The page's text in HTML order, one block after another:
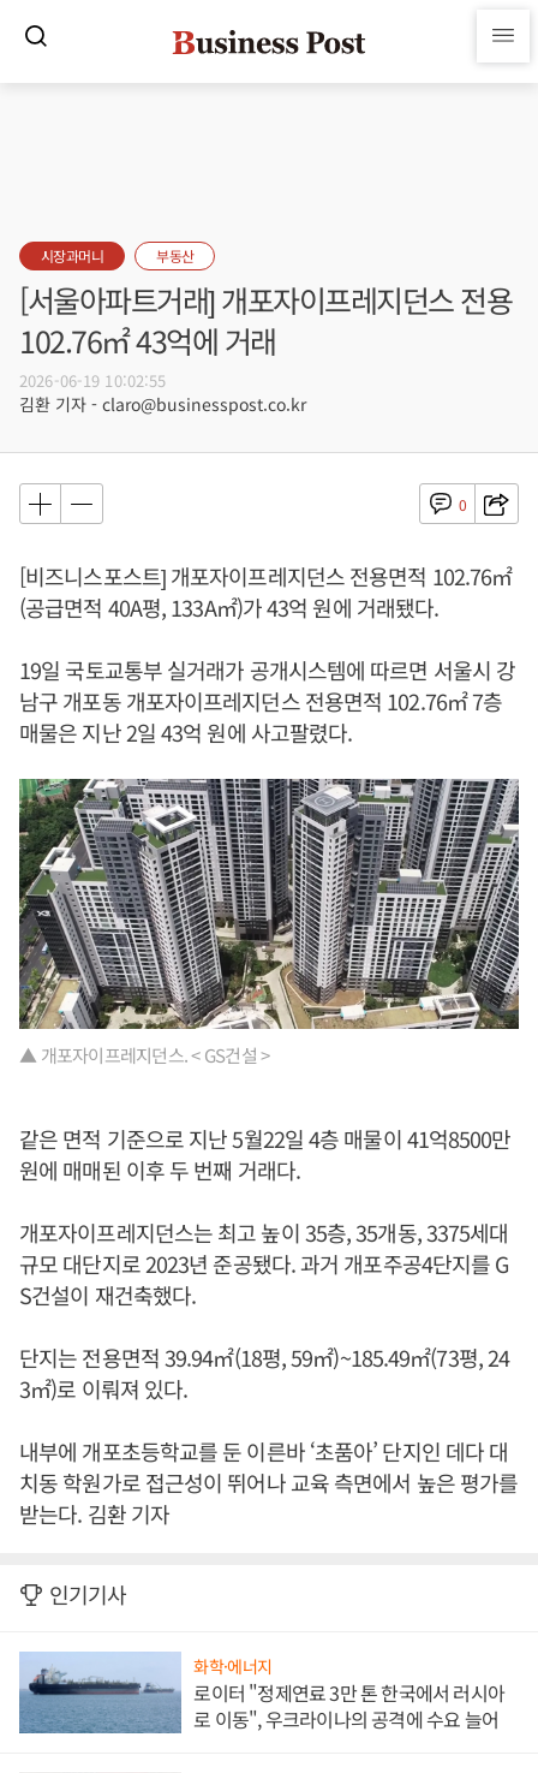
시장과머니 부동산
[서울아파트거래] 개포자이프레지던스 전용
102.76㎡ 43억에 거래
2026-06-19 10:02:55
김환 기자 - claro@businesspost.co.kr
0
[비즈니스포스트] 개포자이프레지던스 전용면적 102.76㎡
(공급면적 40A평, 133A㎡)가 43억 원에 거래됐다.
19일 국토교통부 실거래가 공개시스템에 따르면 서울시 강
남구 개포동 개포자이프레지던스 전용면적 102.76㎡ 7층
매물은 지난 2일 43억 원에 사고팔렸다.
▲ 개포자이프레지던스. < GS건설 >
같은 면적 기준으로 지난 5월22일 4층 매물이 41억8500만
원에 매매된 이후 두 번째 거래다.
개포자이프레지던스는 최고 높이 35층, 35개동, 3375세대
규모 대단지로 2023년 준공됐다. 과거 개포주공4단지를 G
S건설이 재건축했다.
단지는 전용면적 39.94㎡(18평, 59㎡)~185.49㎡(73평, 24
3㎡)로 이뤄져 있다.
내부에 개포초등학교를 둔 이른바 ‘초품아’ 단지인 데다 대
치동 학원가로 접근성이 뛰어나 교육 측면에서 높은 평가를
받는다. 김환 기자
인기기사
화학·에너지
로이터 "정제연료 3만 톤 한국에서 러시아
로 이동", 우크라이나의 공격에 수요 늘어